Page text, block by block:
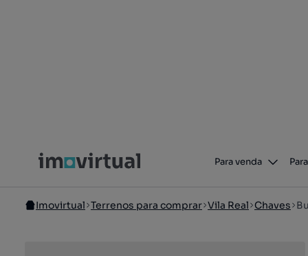
Para venda
Imovirtual Terrenos para comprar Vila Real Chaves